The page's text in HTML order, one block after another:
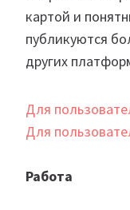
картой и
публикуются
других
Для
Для
Работа